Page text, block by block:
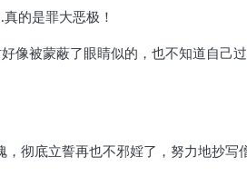
的是罪大恶极！
像被蒙蔽了眼睛似的，也不知道自己
彻底立誓再也不邪婬了，努力地抄写